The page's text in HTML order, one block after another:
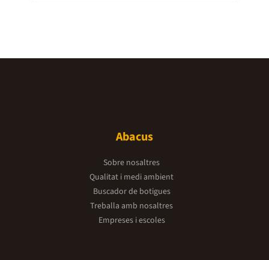
Abacus
Sobre nosaltres
Qualitat i medi ambient
Buscador de botigues
Treballa amb nosaltres
Empreses i escoles